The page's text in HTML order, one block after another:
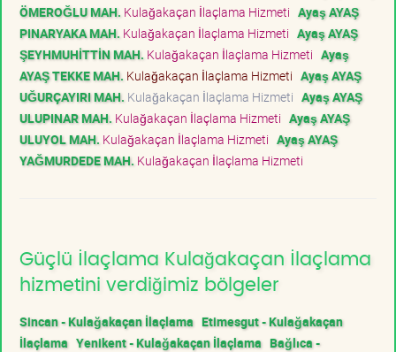
ÖMEROĞLU MAH. Kulağakaçan İlaçlama Hizmeti Ayaş AYAŞ
PINARYAKA MAH. Kulağakaçan İlaçlama Hizmeti Ayaş AYAŞ
ŞEYHMUHİTTİN MAH. Kulağakaçan İlaçlama Hizmeti Ayaş
AYAŞ TEKKE MAH. Kulağakaçan İlaçlama Hizmeti Ayaş AYAŞ
UĞURÇAYIRI MAH. Kulağakaçan İlaçlama Hizmeti Ayaş AYAŞ
ULUPINAR MAH. Kulağakaçan İlaçlama Hizmeti Ayaş AYAŞ
ULUYOL MAH. Kulağakaçan İlaçlama Hizmeti Ayaş AYAŞ
YAĞMURDEDE MAH. Kulağakaçan İlaçlama Hizmeti
Güçlü İlaçlama Kulağakaçan İlaçlama
hizmetini verdiğimiz bölgeler
Sincan - Kulağakaçan İlaçlama Etimesgut - Kulağakaçan
İlaçlama Yenikent - Kulağakaçan İlaçlama Bağlıca -